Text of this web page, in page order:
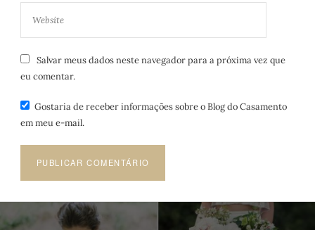
Salvar meus dados neste navegador para a próxima vez que
eu comentar.
Gostaria de receber informações sobre o Blog do Casamento
em meu e-mail.